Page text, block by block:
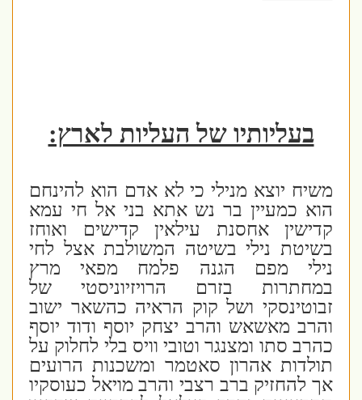
בעליותיו של העליות לארץ:
משיח יוצא מנילי כי לא אדם הוא להינחם
הוא כמעיין בר נש אתא בני אל חי עמא
קדישין אחסנת עילאין קדישים ואוחז
בשיטת נילי בשיטה המשולבת אצל לחי
נילי מפם הגנה פלמח מפאי מרץ
במחתרות בזרם הרויזיוניסטי של
זבוטינסקי ושל קוק הראיה כהשאר ישוב
והרב מאשאש והרב יצחק יוסף ודוד יוסף
כהרב סתו ומצנגר וטובי וויס בלי לחלוק על
תולדות אהרון סאטמר ומשכנות הרועים
אך להחזיק ברב רצבי והרב מויאל כעוסקיו